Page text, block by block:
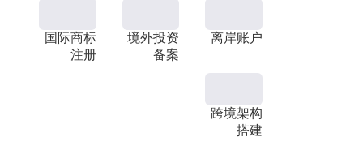
国际商标
注册
境外投资
备案
离岸账户
跨境架构
搭建